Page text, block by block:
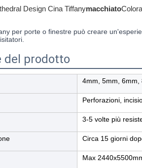
Design Cina Tiffanymacchiato
per porte o finestre può creare
del prodotto
4mm, 5mm, 6mm,
Perforazioni,
3-5 volte più
Circa 15 giorni
Max